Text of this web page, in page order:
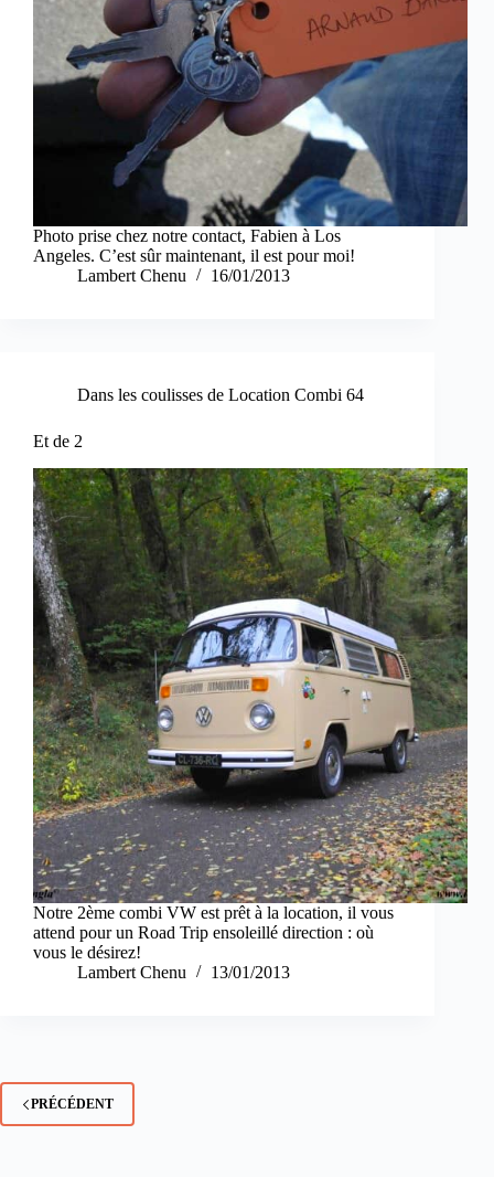
Photo prise chez notre contact, Fabien à Los
Angeles. C’est sûr maintenant, il est pour moi!
Lambert Chenu
16/01/2013
Dans les coulisses de Location Combi 64
Et de 2
Notre 2ème combi VW est prêt à la location, il vous
attend pour un Road Trip ensoleillé direction : où
vous le désirez!
Lambert Chenu
13/01/2013
PRÉCÉDENT